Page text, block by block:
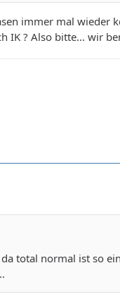
immer mal
IK ? Also bitte... wir
total normal ist so